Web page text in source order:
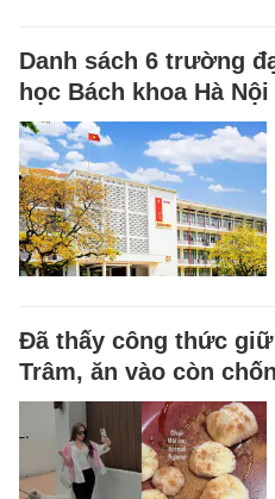
Danh sách 6 trường
học Bách khoa Hà Nội
Đã thấy công thức
Trâm, ăn vào còn